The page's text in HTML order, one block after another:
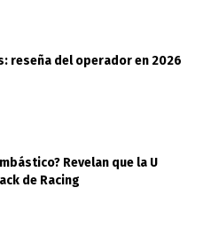
reseña del operador en 2026
Revelan que la U
de Racing